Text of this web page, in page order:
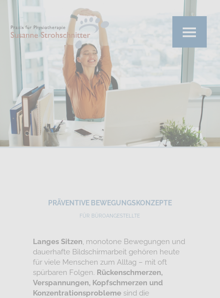
|
|
|
PRÄVENTIVE BEWEGUNGSKONZEPTE
FÜR BÜROANGESTELLTE
Langes Sitzen, monotone Bewegungen und
dauerhafte Bildschirmarbeit gehören heute
für viele Menschen zum Alltag – mit oft
spürbaren Folgen. Rückenschmerzen,
Verspannungen, Kopfschmerzen und
Konzentrationsprobleme sind die